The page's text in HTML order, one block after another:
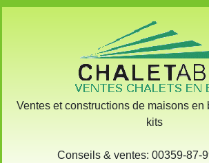
Ventes et constructions de maisons en
kits
Conseils & ventes: 00359-87-
:: Demande devis pour l'achat
::: MODELE DE BASE